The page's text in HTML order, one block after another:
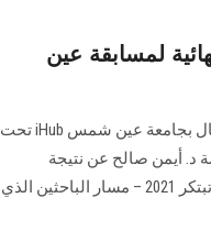
لمسابقة عين
أعلنت وحدة نقل التكنولوجيا بمركز الابتكار و ريادة الاعمال بجامعة عين شمس iHub تحت
د. أيمن صالح عن نتيجة
المتأهلين للتصفيات النصف نهائية لمسابقة عين شمس تبتكر 2021 – مسار الباحثين الذي